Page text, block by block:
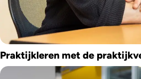
Praktijkleren met de